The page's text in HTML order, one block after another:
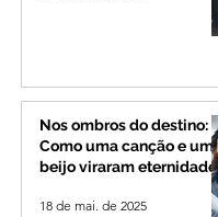
Nos ombros do destino:
Como uma canção e um
beijo viraram eternidade
18 de mai. de 2025